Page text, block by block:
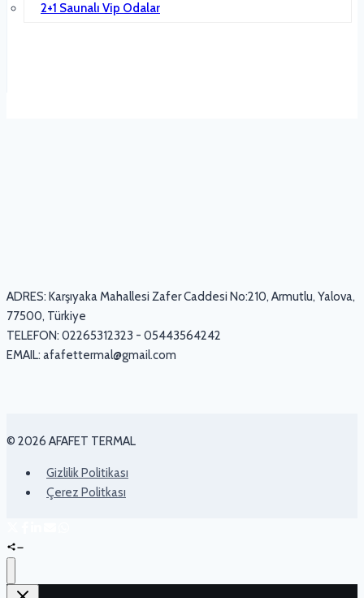
2+1 Saunalı Vip Odalar
ADRES: Karşıyaka Mahallesi Zafer Caddesi No:210, Armutlu, Yalova,
77500, Türkiye
TELEFON: 02265312323 - 05443564242
EMAIL: afafettermal@gmail.com
© 2026 AFAFET TERMAL
Gizlilik Politikası
Çerez Politkası